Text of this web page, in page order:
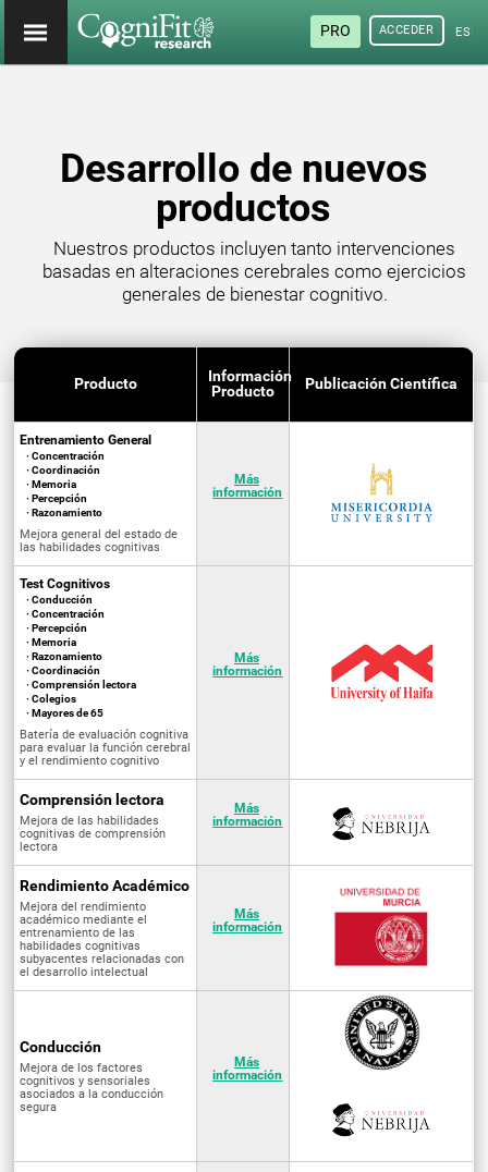
PRO ACCEDER
Desarrollo de nuevos
productos
Nuestros productos incluyen tanto intervenciones
basadas en alteraciones cerebrales como ejercicios
generales de bienestar cognitivo.
Producto
Información
Producto
Publicación Científica
Entrenamiento General
· Concentración
· Coordinación
· Memoria
· Percepción
· Razonamiento
Mejora general del estado de
las habilidades cognitivas
Más
información
Test Cognitivos
· Conducción
· Concentración
· Percepción
· Memoria
· Razonamiento
· Coordinación
· Comprensión lectora
· Colegios
· Mayores de 65
Batería de evaluación cognitiva
para evaluar la función cerebral
y el rendimiento cognitivo
Más
información
Comprensión lectora
Mejora de las habilidades
cognitivas de comprensión
lectora
Más
información
Rendimiento Académico
Mejora del rendimiento
académico mediante el
entrenamiento de las
habilidades cognitivas
subyacentes relacionadas con
el desarrollo intelectual
Más
información
Conducción
Mejora de los factores
cognitivos y sensoriales
asociados a la conducción
segura
Más
información